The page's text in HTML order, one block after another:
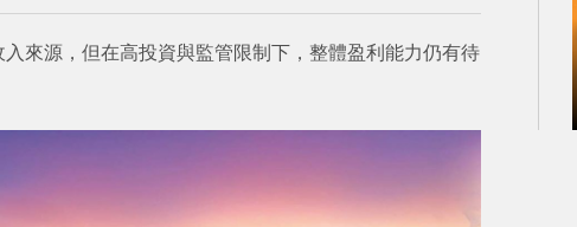
來源，但在高投資與監管限制下，整體盈利能力仍有待